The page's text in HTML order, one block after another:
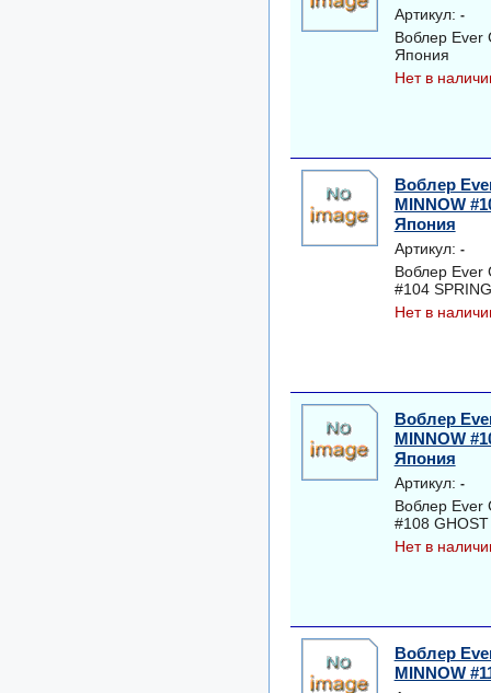
Артикул: -
Воблер Ever
Япония
Нет в
Воблер
MINNOW
Япония
Артикул: -
Воблер Ever
#104
Нет в
Воблер
MINNOW
Япония
Артикул: -
Воблер Ever
#108
Нет в
Воблер
MINNOW